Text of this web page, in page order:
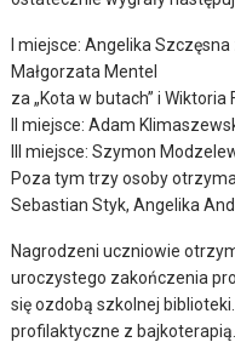
I miejsce: Angelika Szczęsna
Małgorzata Mentel
za „Kota w butach” i Wiktoria
II miejsce: Adam
III miejsce: Szymon
Poza tym trzy osoby
Sebastian Styk, Angelika
Nagrodzeni uczniowie
uroczystego zakończenia
się ozdobą szkolnej
profilaktyczne z bajkoterapią.